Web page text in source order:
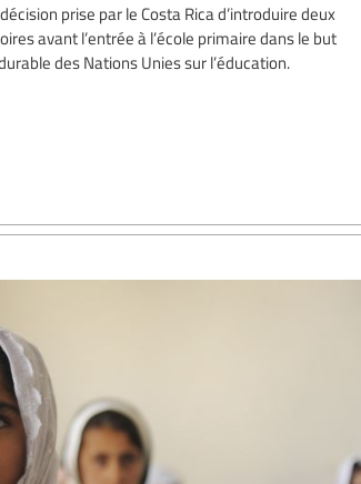
prise par le Costa Rica d’introduire deux
avant l’entrée à l’école primaire dans le but
des Nations Unies sur l’éducation.